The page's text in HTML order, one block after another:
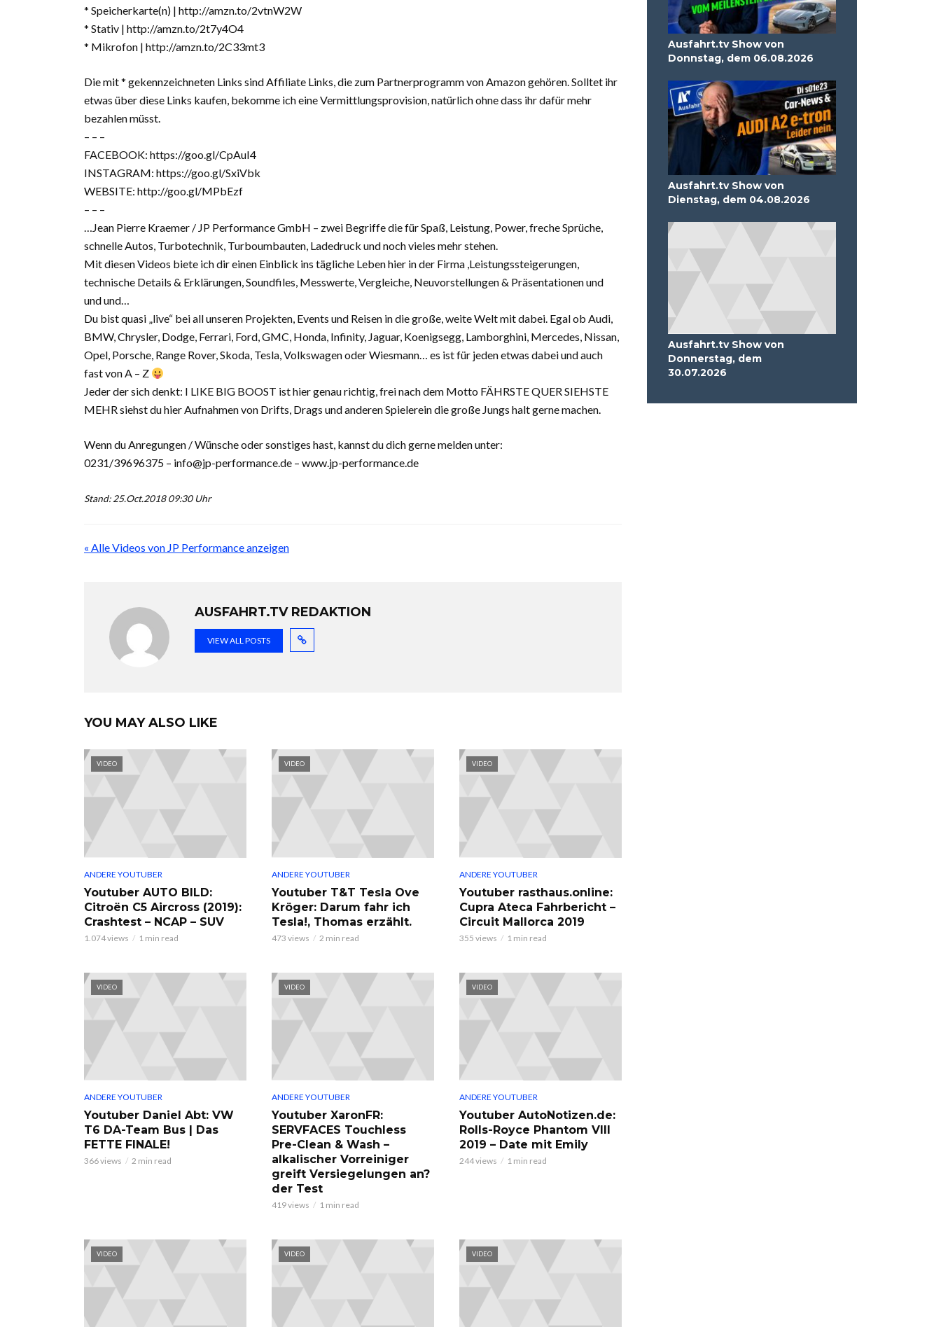
* Speicherkarte(n) | http://amzn.to/2vtnW2W
* Stativ | http://amzn.to/2t7y4O4
* Mikrofon | http://amzn.to/2C33mt3
Die mit * gekennzeichneten Links sind Affiliate Links, die zum Partnerprogramm von Amazon gehören. Solltet ihr
etwas über diese Links kaufen, bekomme ich eine Vermittlungsprovision, natürlich ohne dass ihr dafür mehr
bezahlen müsst.
– – –
FACEBOOK: https://goo.gl/CpAuI4
INSTAGRAM: https://goo.gl/SxiVbk
WEBSITE: http://goo.gl/MPbEzf
– – –
…Jean Pierre Kraemer / JP Performance GmbH – zwei Begriffe die für Spaß, Leistung, Power, freche Sprüche,
schnelle Autos, Turbotechnik, Turboumbauten, Ladedruck und noch vieles mehr stehen.
Mit diesen Videos biete ich dir einen Einblick ins tägliche Leben hier in der Firma ,Leistungssteigerungen,
technische Details & Erklärungen, Soundfiles, Messwerte, Vergleiche, Neuvorstellungen & Präsentationen und
und und…
Du bist quasi „live“ bei all unseren Projekten, Events und Reisen in die große, weite Welt mit dabei. Egal ob Audi,
BMW, Chrysler, Dodge, Ferrari, Ford, GMC, Honda, Infinity, Jaguar, Koenigsegg, Lamborghini, Mercedes, Nissan,
Opel, Porsche, Range Rover, Skoda, Tesla, Volkswagen oder Wiesmann… es ist für jeden etwas dabei und auch
fast von A – Z
Jeder der sich denkt: I LIKE BIG BOOST ist hier genau richtig, frei nach dem Motto FÄHRSTE QUER SIEHSTE
MEHR siehst du hier Aufnahmen von Drifts, Drags und anderen Spielerein die große Jungs halt gerne machen.
Wenn du Anregungen / Wünsche oder sonstiges hast, kannst du dich gerne melden unter:
0231/39696375 – info@jp-performance.de – www.jp-performance.de
Stand: 25.Oct.2018 09:30 Uhr
« Alle Videos von JP Performance anzeigen
AUSFAHRT.TV REDAKTION
VIEW ALL POSTS
YOU MAY ALSO LIKE
VIDEO
ANDERE YOUTUBER
Youtuber AUTO BILD:
Citroën C5 Aircross (2019):
Crashtest – NCAP – SUV
1.074 views 1 min read
VIDEO
ANDERE YOUTUBER
Youtuber T&T Tesla Ove
Kröger: Darum fahr ich
Tesla!, Thomas erzählt.
473 views 2 min read
VIDEO
ANDERE YOUTUBER
Youtuber rasthaus.online:
Cupra Ateca Fahrbericht –
Circuit Mallorca 2019
355 views 1 min read
VIDEO
ANDERE YOUTUBER
Youtuber Daniel Abt: VW
T6 DA-Team Bus | Das
FETTE FINALE!
366 views 2 min read
VIDEO
ANDERE YOUTUBER
Youtuber XaronFR:
SERVFACES Touchless
Pre-Clean & Wash –
alkalischer Vorreiniger
greift Versiegelungen an?
der Test
419 views 1 min read
VIDEO
ANDERE YOUTUBER
Youtuber AutoNotizen.de:
Rolls-Royce Phantom VIII
2019 – Date mit Emily
244 views 1 min read
VIDEO VIDEO VIDEO
Ausfahrt.tv Show von
Donnstag, dem 06.08.2026
Ausfahrt.tv Show von
Dienstag, dem 04.08.2026
Ausfahrt.tv Show von
Donnerstag, dem
30.07.2026